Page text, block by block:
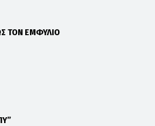
ΤΟΝ ΕΜΦΥΛΙΟ